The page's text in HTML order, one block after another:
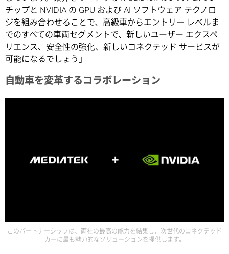
チップと NVIDIA の GPU および AI ソフトウェア テクノロ
ジを組み合わせることで、高級車からエントリー レベルま
でのすべての車両セグメントで、新しいユーザー エクスペ
リエンス、安全性の強化、新しいコネクテッド サービスが
可能になるでしょう」
自動車を変革するコラボレーション
このパートナーシップは、両社の最高の能力を結集し、次世代のコネクテッド
カーに最も魅力的なソリューションを提供します。